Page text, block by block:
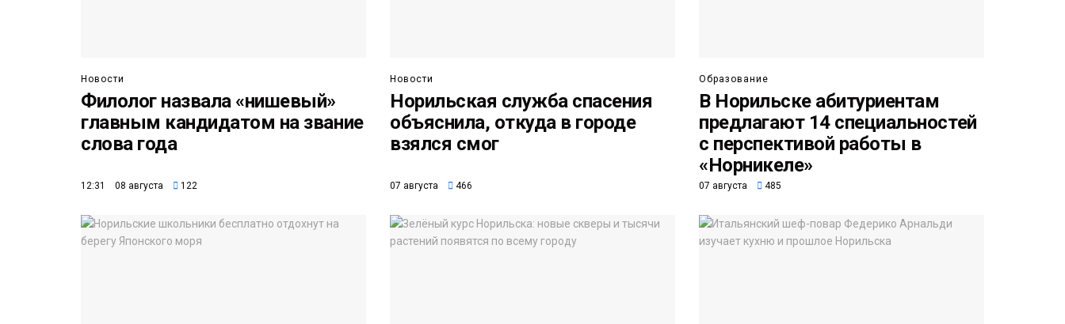
Новости
Филолог назвала «нишевый»
главным кандидатом на звание
слова года
12:31 08 августа 122
Новости
Норильская служба спасения
объяснила, откуда в городе
взялся смог
07 августа 466
Образование
В Норильске абитуриентам
предлагают 14 специальностей
с перспективой работы в
«Норникеле»
07 августа 485